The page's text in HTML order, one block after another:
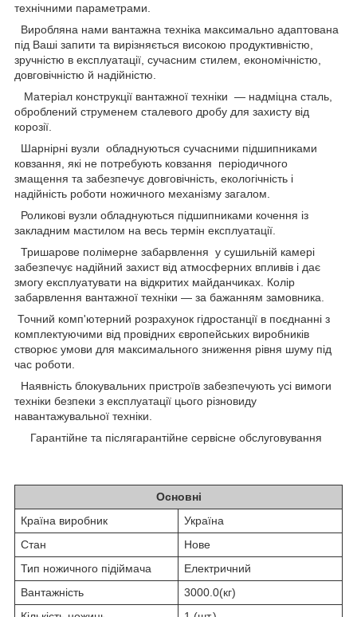
технічними параметрами.
Виробляна нами вантажна техніка максимально адаптована
під Ваші запити та вирізняється високою продуктивністю,
зручністю в експлуатації, сучасним стилем, економічністю,
довговічністю й надійністю.
Матеріал конструкції вантажної техніки — надміцна сталь,
оброблений струменем сталевого дробу для захисту від
корозії.
Шарнірні вузли обладнуються сучасними підшипниками
ковзання, які не потребують ковзання періодичного
змащення та забезпечує довговічність, екологічність і
надійність роботи ножичного механізму загалом.
Роликові вузли обладнуються підшипниками кочення із
закладним мастилом на весь термін експлуатації.
Тришарове полімерне забарвлення у сушильній камері
забезпечує надійний захист від атмосферних впливів і дає
змогу експлуатувати на відкритих майданчиках. Колір
забарвлення вантажної техніки — за бажанням замовника.
Точний комп'ютерний розрахунок гідростанції в поєднанні з
комплектуючими від провідних європейських виробників
створює умови для максимального зниження рівня шуму під
час роботи.
Наявність блокувальних пристроїв забезпечують усі вимоги
техніки безпеки з експлуатації цього різновиду
навантажувальної техніки.
Гарантійне та післягарантійне сервісне обслуговування
Основні
Країна виробник
Україна
Стан
Нове
Тип ножичного підіймача
Електричний
Вантажність
3000.0(кг)